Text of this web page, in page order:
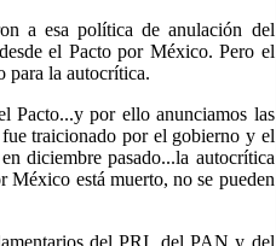
a esa política de anulación del
el Pacto por México. Pero el
para la autocrítica.
Pacto...y por ello anunciamos las
traicionado por el gobierno y el
diciembre pasado...la autocrítica
México está muerto, no se pueden
del PRI, del PAN y del